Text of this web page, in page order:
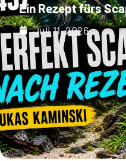
Ein Rezept fürs
Juli 11, 2026